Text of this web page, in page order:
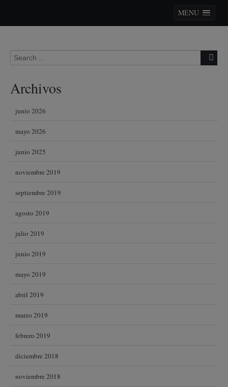
MENU
Search for:
Archivos
junio 2026
mayo 2026
junio 2025
noviembre 2019
septiembre 2019
agosto 2019
julio 2019
junio 2019
mayo 2019
abril 2019
marzo 2019
febrero 2019
diciembre 2018
noviembre 2018